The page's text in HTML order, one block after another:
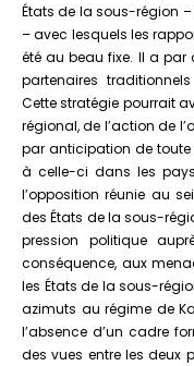
États de la sous-région –
– avec lesquels les
été au beau fixe. Il a
partenaires
Cette stratégie pourrait
régional, de l’action de
par anticipation de toute
à celle-ci dans les pays
l’opposition réunie au
des États de la sous-
pression politique
conséquence, aux
les États de la sous-
azimuts au régime de
l’absence d’un cadre
des vues entre les deux